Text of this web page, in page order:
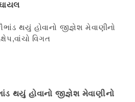
થયું હોવાનો જીજ્ઞેશ મેવાણીનો